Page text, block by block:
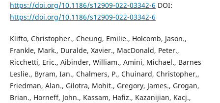
https://doi.org/10.1186/s12909-022-03342-6 DOI:
https://doi.org/10.1186/s12909-022-03342-6
Klifto, Christopher., Cheung, Emilie., Holcomb, Jason.,
Frankle, Mark., Duralde, Xavier., MacDonald, Peter.,
Ricchetti, Eric., Aibinder, William., Amini, Michael., Barnes
Leslie., Byram, Ian., Chalmers, P., Chuinard, Christopher,,
Friedman, Alan., Gilotra, Mohit., Gregory, James., Grogan,
Brian., Horneff, John., Kassam, Hafiz., Kazanijian, Kacj.,